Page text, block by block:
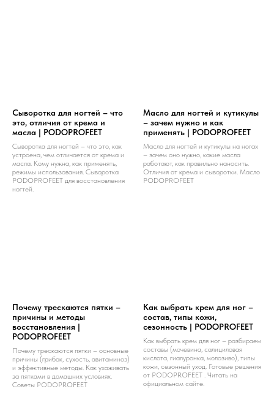
Сыворотка для ногтей – что
это, отличия от крема и
масла | PODOPROFEET
Сыворотка для ногтей – что это, как
устроена, чем отличается от крема и
масла. Кому нужна, как применять,
режимы использования. Сыворотка
PODOPROFEET для восстановления
ногтей.
Масло для ногтей и кутикулы
– зачем нужно и как
применять | PODOPROFEET
Масло для ногтей и кутикулы на ногах
– зачем оно нужно, какие масла
работают, как правильно наносить.
Отличия от крема и сыворотки. Масло
PODOPROFEET
Почему трескаются пятки –
причины и методы
восстановления |
PODOPROFEET
Почему трескаются пятки – основные
причины (грибок, сухость, авитаминоз)
и эффективные методы. Как ухаживать
за пятками в домашних условиях.
Советы PODOPROFEET
Как выбрать крем для ног –
состав, типы кожи,
сезонность | PODOPROFEET
Как выбрать крем для ног – разбираем
составы (мочевина, салициловая
кислота, гиалуронка, молозиво), типы
кожи, сезонный уход. Готовые решения
от PODOPROFEET . Читать на
официальном сайте.